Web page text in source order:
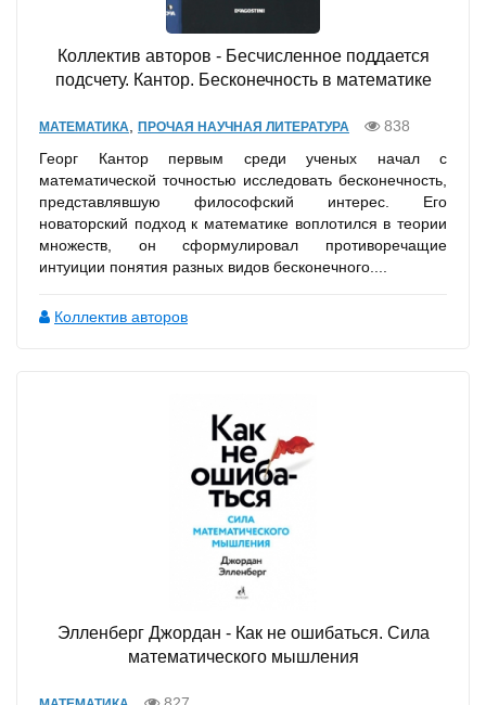
Коллектив авторов - Бесчисленное поддается
подсчету. Кантор. Бесконечность в математике
МАТЕМАТИКА ПРОЧАЯ НАУЧНАЯ ЛИТЕРАТУРА
838
Георг Кантор первым среди ученых начал с
математической точностью исследовать бесконечность,
представлявшую философский интерес. Его
новаторский подход к математике воплотился в теории
множеств, он сформулировал противоречащие
интуиции понятия разных видов бесконечного....
Коллектив авторов
Элленберг Джордан - Как не ошибаться. Сила
математического мышления